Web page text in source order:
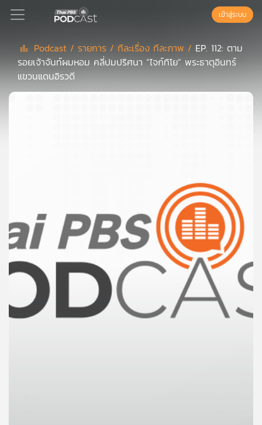
Podcast
ลิ
สต์
ของ
คุณ
เพลง
เข้าสู่ระบบ
Podcast / รายการ / ทีละเรื่อง ทีละภาพ / EP. 112: ตาม
รอยเจ้าจันท์ผมหอม คลี่ปมปริศนา “ไจก์ทิโย” พระธาตุอินทร์
แขวนแดนอิรวดี